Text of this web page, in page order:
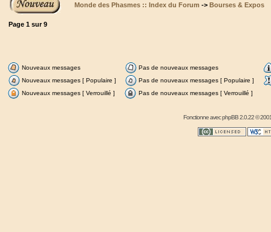
Monde des Phasmes :: Index du Forum -> Bourses & Expos
Page 1 sur9
Nouveaux messages
Pas de nouveaux messages
Nouveaux messages [ Populaire ]
Pas de nouveaux messages [ Populaire ]
Nouveaux messages [ Verrouillé ]
Pas de nouveaux messages [ Verrouillé ]
Fonctionne avecphpBB2.0.22 ©